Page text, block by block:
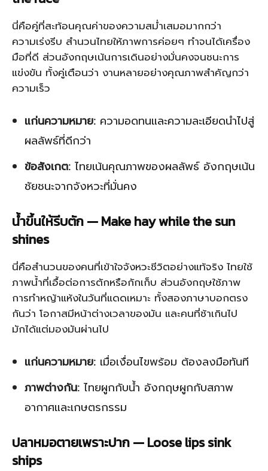
นี่คือคู่ที่สะท้อนคุณค่าของความสม่ำเสมอมากกว่า
ความเร่งรีบ สำนวนไทยให้ภาพการค่อยๆ ทำจนได้เครื่อง
มือที่ดี ส่วนอังกฤษเน้นการเดินอย่างมั่นคงจนชนะการ
แข่งขัน ทั้งคู่เตือนว่า งานหลายอย่างคุณภาพสำคัญกว่า
ความเร็ว
แก่นความหมาย: ความอดทนและความละเอียดนำไปสู่
ผลลัพธ์ที่ดีกว่า
ข้อสังเกต: ไทยเน้นคุณภาพของผลลัพธ์ อังกฤษเน้น
ชัยชนะจากจังหวะที่มั่นคง
น้ำขึ้นให้รีบตัก — Make hay while the sun
shines
นี่คือสำนวนของคนที่เข้าใจจังหวะชีวิตอย่างแท้จริง ไทยใช้
ภาพน้ำที่เอื้อต่อการตักหรือกักเก็บ ส่วนอังกฤษใช้ภาพ
การทำหญ้าแห้งในวันที่แดดเหมาะ ทั้งสองภาษาบอกตรง
กันว่า โอกาสมีหน้าต่างเวลาของมัน และคนที่ช้าเกินไป
มักได้แต่มองมันผ่านไป
แก่นความหมาย: เมื่อเงื่อนไขพร้อม ต้องลงมือทันที
ภาพต่างกัน: ไทยผูกกับน้ำ อังกฤษผูกกับสภาพ
อากาศและเกษตรกรรม
ปลาหมอตายเพราะปาก — Loose lips sink
ships